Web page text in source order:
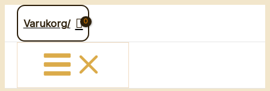
Hoppa
innehåll
Varukorg/